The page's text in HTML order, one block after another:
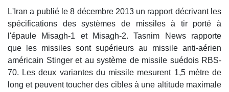
L'Iran a publié le 8 décembre 2013 un rapport décrivant les
spécifications des systèmes de missiles à tir porté à
l'épaule Misagh-1 et Misagh-2. Tasnim News rapporte
que les missiles sont supérieurs au missile anti-aérien
américain Stinger et au système de missile suédois RBS-
70. Les deux variantes du missile mesurent 1,5 mètre de
long et peuvent toucher des cibles à une altitude maximale